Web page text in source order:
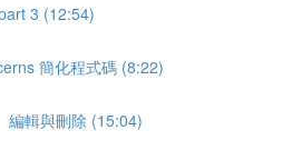
3 (12:54)
簡化程式碼 (8:22)
編輯與刪除 (15:04)